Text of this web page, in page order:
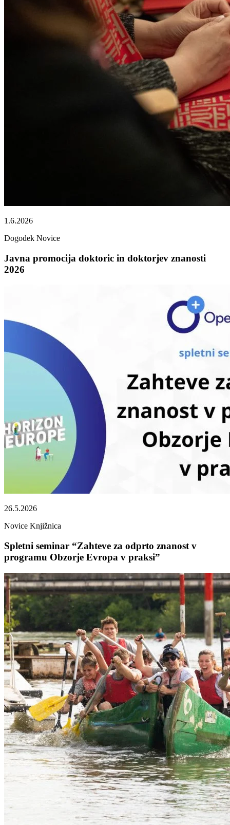
1.6.2026
Dogodek Novice
Javna promocija doktoric in doktorjev znanosti
2026
26.5.2026
Novice Knjižnica
Spletni seminar “Zahteve za odprto znanost v
programu Obzorje Evropa v praksi”